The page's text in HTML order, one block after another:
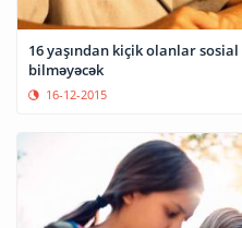
16 yaşından kiçik olanlar
bilməyəcək
16-12-2015